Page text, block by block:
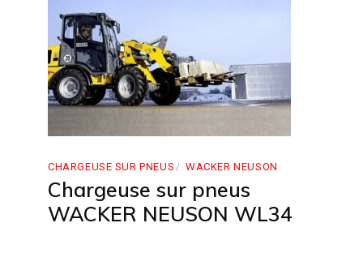
CHARGEUSE SUR PNEUS WACKER NEUSON
Chargeuse sur pneus
WACKER NEUSON WL34